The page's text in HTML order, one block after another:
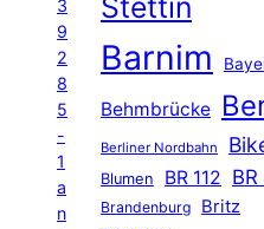
3
9
2
8
5
-
1
a
n
Barnim
Behmbrücke
Berliner Nordbahn
Blumen BR 112
Brandenburg Britz